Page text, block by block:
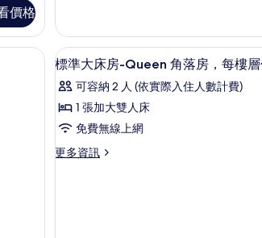
價格
雙
床
房
詳
情
絨被、客房內保險箱、筆電工作空間
顯
示
標
準
床
高級寢具
3
標準大床房-Queen 角落房，每樓
可容納 2 人 (依實際入住人數計費)
1 張加大雙人床
免費無線上網
更多資訊
更